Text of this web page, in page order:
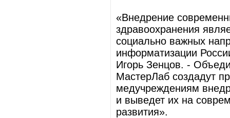
«Внедрение
здравоохранения
социально важных
информатизации
Игорь Зенцов. -
МастерЛаб создадут
медучреждениям
и выведет их на
развития».